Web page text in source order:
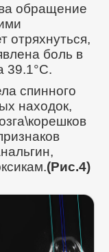
обращение
отряхнуться,
боль в
39.1°С.
спинного
находок,
(Рис.4)